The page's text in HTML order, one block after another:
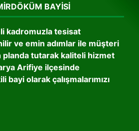
BAYISI
kadromuzla tesisat
ve emin adımlar ile müşteri
tutarak kaliteli hizmet
Arifiye ilçesinde
olarak çalışmalarımızı